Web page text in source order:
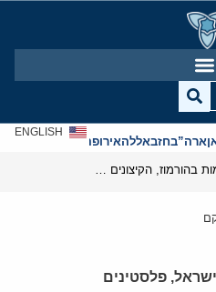
ארה”בחזבאללהאירופהאנטישמיות
ENGLISH
ישראל, פלסטינים